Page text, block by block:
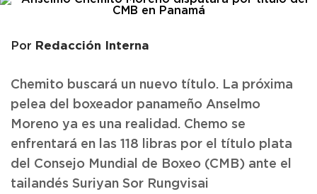
Por Redacción Interna
Chemito buscará un nuevo título. La próxima
pelea del boxeador panameño Anselmo
Moreno ya es una realidad. Chemo se
enfrentará en las 118 libras por el título plata
del Consejo Mundial de Boxeo (CMB) ante el
tailandés Suriyan Sor Rungvisai